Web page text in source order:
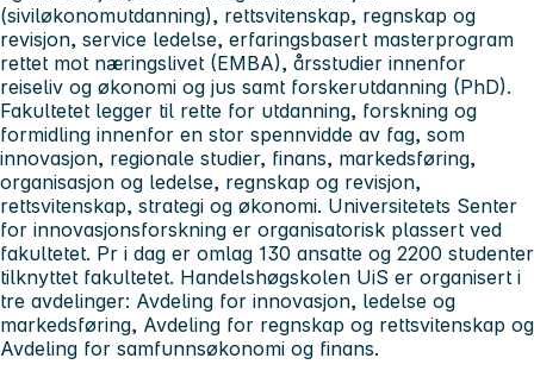
(siviløkonomutdanning), rettsvitenskap, regnskap og
revisjon, service ledelse, erfaringsbasert masterprogram
rettet mot næringslivet (EMBA), årsstudier innenfor
reiseliv og økonomi og jus samt forskerutdanning (PhD).
Fakultetet legger til rette for utdanning, forskning og
formidling innenfor en stor spennvidde av fag, som
innovasjon, regionale studier, finans, markedsføring,
organisasjon og ledelse, regnskap og revisjon,
rettsvitenskap, strategi og økonomi. Universitetets Senter
for innovasjonsforskning er organisatorisk plassert ved
fakultetet. Pr i dag er omlag 130 ansatte og 2200 studenter
tilknyttet fakultetet. Handelshøgskolen UiS er organisert i
tre avdelinger: Avdeling for innovasjon, ledelse og
markedsføring, Avdeling for regnskap og rettsvitenskap og
Avdeling for samfunnsøkonomi og finans.